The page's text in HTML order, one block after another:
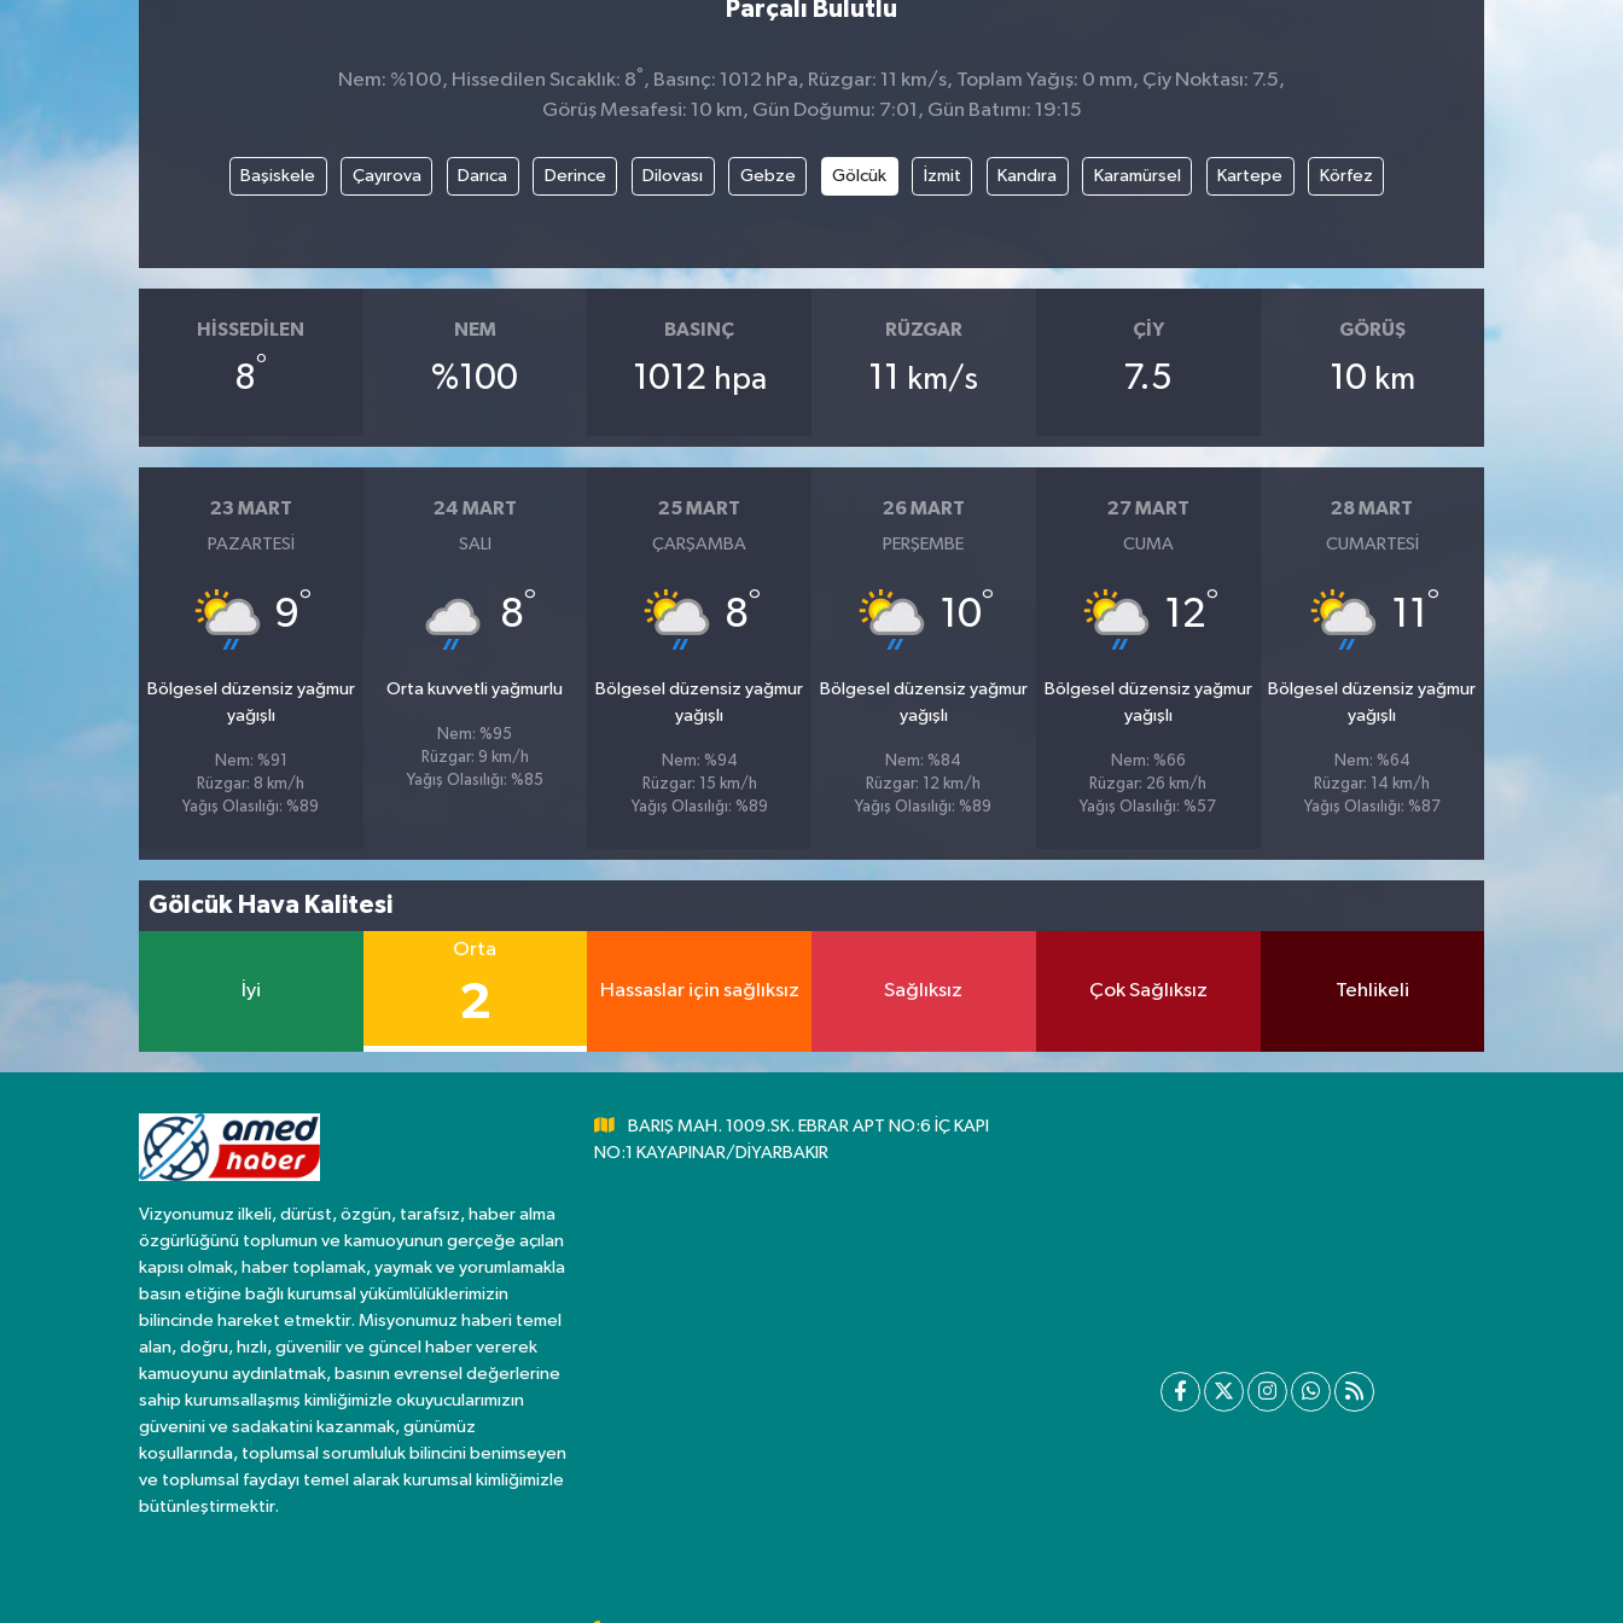
Parçalı Bulutlu
Nem: %100, Hissedilen Sıcaklık: 8° , Basınç: 1012 hPa, Rüzgar: 11 km/s, Toplam Yağış: 0 mm, Çiy Noktası: 7.5,
Görüş Mesafesi: 10 km, Gün Doğumu: 7:01, Gün Batımı: 19:15
Başiskele Çayırova Darıca Derince Dilovası Gebze Gölcük İzmit Kandıra Karamürsel Kartepe Körfez
HISSEDILEN
8°
NEM
%100
BASINÇ
1012 hpa
RÜZGAR
11 km/s
ÇIY
7.5
GÖRÜŞ
10 km
23 MART
PAZARTESI
9°
Bölgesel düzensiz yağmur
yağışlı
Nem: %91
Rüzgar: 8 km/h
Yağış Olasılığı: %89
24 MART
SALI
8°
Orta kuvvetli yağmurlu
Nem: %95
Rüzgar: 9 km/h
Yağış Olasılığı: %85
25 MART
ÇARŞAMBA
8°
Bölgesel düzensiz yağmur
yağışlı
Nem: %94
Rüzgar: 15 km/h
Yağış Olasılığı: %89
26 MART
PERŞEMBE
10°
Bölgesel düzensiz yağmur
yağışlı
Nem: %84
Rüzgar: 12 km/h
Yağış Olasılığı: %89
27 MART
CUMA
12°
Bölgesel düzensiz yağmur
yağışlı
Nem: %66
Rüzgar: 26 km/h
Yağış Olasılığı: %57
28 MART
CUMARTESI
11 °
Bölgesel düzensiz yağmur
yağışlı
Nem: %64
Rüzgar: 14 km/h
Yağış Olasılığı: %87
Gölcük Hava Kalitesi
İyi
Orta
2 Hassaslar için sağlıksız Sağlıksız Çok Sağlıksız Tehlikeli
Vizyonumuz ilkeli, dürüst, özgün, tarafsız, haber alma
özgürlüğünü toplumun ve kamuoyunun gerçeğe açılan
kapısı olmak, haber toplamak, yaymak ve yorumlamakla
basın etiğine bağlı kurumsal yükümlülüklerimizin
bilincinde hareket etmektir. Misyonumuz haberi temel
alan, doğru, hızlı, güvenilir ve güncel haber vererek
kamuoyunu aydınlatmak, basının evrensel değerlerine
sahip kurumsallaşmış kimliğimizle okuyucularımızın
güvenini ve sadakatini kazanmak, günümüz
koşullarında, toplumsal sorumluluk bilincini benimseyen
ve toplumsal faydayı temel alarak kurumsal kimliğimizle
bütünleştirmektir.
BARIŞ MAH. 1009.SK. EBRAR APT NO:6 İÇ KAPI
NO:1 KAYAPINAR/DİYARBAKIR
Gündem
Kültür & Sanat
Sağlık & Yaşam